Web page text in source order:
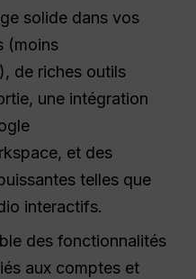
solide dans vos
(moins
de riches outils
une intégration
et des
telles que
interactifs.
des fonctionnalités
aux comptes et